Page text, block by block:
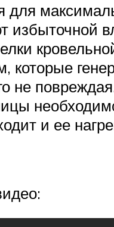
избыточной
которые
и ее